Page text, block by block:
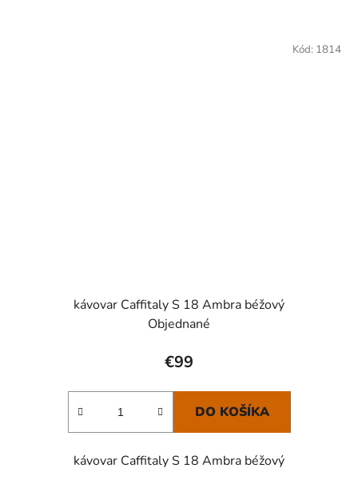
kávovar Caffitaly S 18 Ambra béžový
Objednané
€99
DO KOŠÍKA
kávovar Caffitaly S 18 Ambra béžový
Kód: 1814